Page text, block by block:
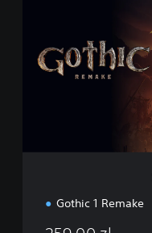
Gothic 1 Remake